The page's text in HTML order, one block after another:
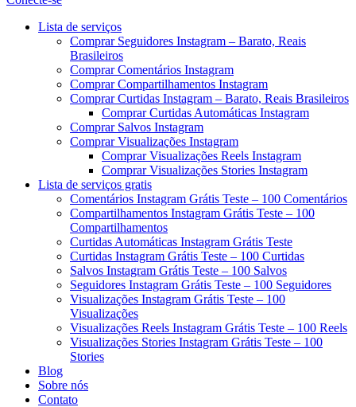
Menu
Lista de serviços
Comprar Seguidores Instagram – Barato, Reais
Brasileiros
Comprar Comentários Instagram
Comprar Compartilhamentos Instagram
Comprar Curtidas Instagram – Barato, Reais Brasileiros
Comprar Curtidas Automáticas Instagram
Comprar Salvos Instagram
Comprar Visualizações Instagram
Comprar Visualizações Reels Instagram
Comprar Visualizações Stories Instagram
Lista de serviços gratis
Comentários Instagram Grátis Teste – 100 Comentários
Compartilhamentos Instagram Grátis Teste – 100
Compartilhamentos
Curtidas Automáticas Instagram Grátis Teste
Curtidas Instagram Grátis Teste – 100 Curtidas
Salvos Instagram Grátis Teste – 100 Salvos
Seguidores Instagram Grátis Teste – 100 Seguidores
Visualizações Instagram Grátis Teste – 100
Visualizações
Visualizações Reels Instagram Grátis Teste – 100 Reels
Visualizações Stories Instagram Grátis Teste – 100
Stories
Blog
Sobre nós
Contato